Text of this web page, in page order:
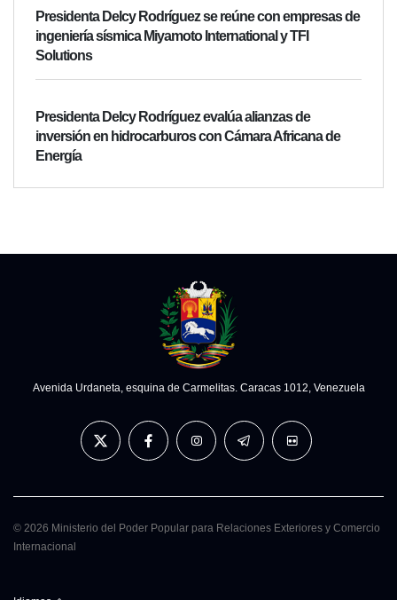
Presidenta Delcy Rodríguez se reúne con empresas de
ingeniería sísmica Miyamoto International y TFI
Solutions
Presidenta Delcy Rodríguez evalúa alianzas de
inversión en hidrocarburos con Cámara Africana de
Energía
Avenida Urdaneta, esquina de Carmelitas. Caracas 1012, Venezuela
© 2026 Ministerio del Poder Popular para Relaciones Exteriores y Comercio
Internacional